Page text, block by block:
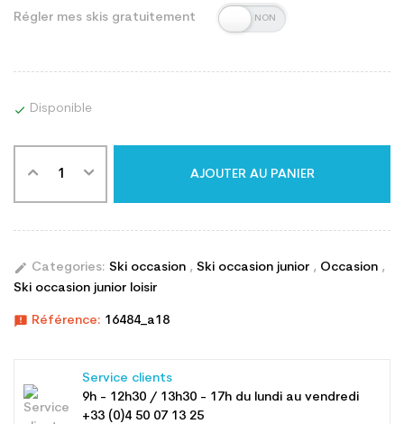
Régler mes skis gratuitement
 Disponible
AJOUTER AU PANIER
edit Categories: Ski occasion , Ski occasion junior , Occasion ,
Ski occasion junior loisir
announcement Référence: 16484_a18
Service clients
9h - 12h30 / 13h30 - 17h du lundi au vendredi
+33 (0)4 50 07 13 25